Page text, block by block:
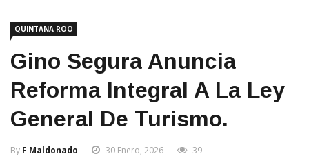
QUINTANA ROO
Gino Segura Anuncia
Reforma Integral A La Ley
General De Turismo.
By F Maldonado 30 Enero, 2026 39